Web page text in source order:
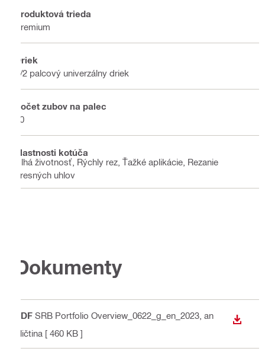
Produktová trieda
Premium
Driek
1/2 palcový univerzálny driek
Počet zubov na palec
10
Vlastnosti kotúča
Dlhá životnosť, Rýchly rez, Ťažké aplikácie, Rezanie
presných uhlov
Dokumenty
PDF SRB Portfolio Overview_0622_g_en_2023 , an
gličtina [ 460 KB ]